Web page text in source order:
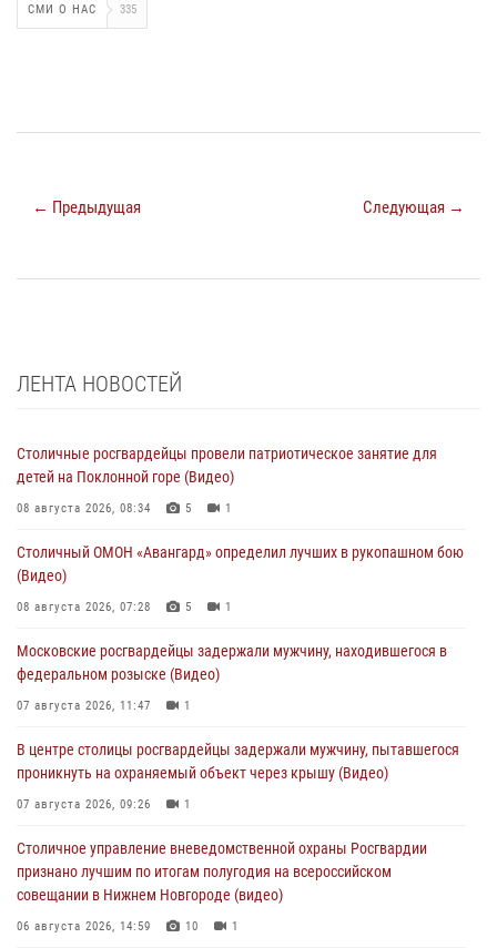
СМИ О НАС 335
← Предыдущая Следующая →
ЛЕНТА НОВОСТЕЙ
Столичные росгвардейцы провели патриотическое занятие для
детей на Поклонной горе (Видео)
08 августа 2026, 08:34 5 1
Столичный ОМОН «Авангард» определил лучших в рукопашном бою
(Видео)
08 августа 2026, 07:28 5 1
Московские росгвардейцы задержали мужчину, находившегося в
федеральном розыске (Видео)
07 августа 2026, 11:47 1
В центре столицы росгвардейцы задержали мужчину, пытавшегося
проникнуть на охраняемый объект через крышу (Видео)
07 августа 2026, 09:26 1
Столичное управление вневедомственной охраны Росгвардии
признано лучшим по итогам полугодия на всероссийском
совещании в Нижнем Новгороде (видео)
06 августа 2026, 14:59 10 1